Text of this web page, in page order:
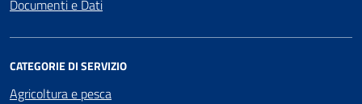
Documenti e Dati
CATEGORIE DI SERVIZIO
Agricoltura e pesca